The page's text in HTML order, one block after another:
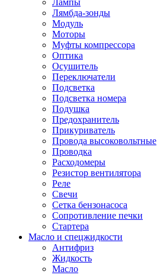
Лампы
Лямбда-зонды
Модуль
Моторы
Муфты компрессора
Оптика
Осушитель
Переключатели
Подсветка
Подсветка номера
Подушка
Предохранитель
Прикуриватель
Провода высоковольтные
Проводка
Расходомеры
Резистор вентилятора
Реле
Свечи
Сетка бензонасоса
Сопротивление печки
Стартера
Масло и спецжидкости
Антифриз
Жидкость
Масло